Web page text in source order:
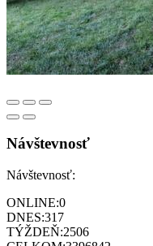
Návštevnosť
Návštevnosť:
ONLINE:0
DNES:317
TÝŽDEŇ:2506